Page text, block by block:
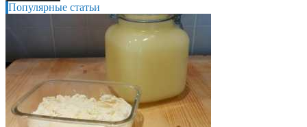
Популярные статьи